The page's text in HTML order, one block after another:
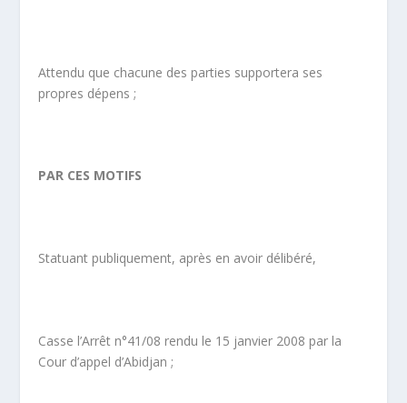
Attendu que chacune des parties supportera ses
propres dépens ;
PAR CES MOTIFS
Statuant publiquement, après en avoir délibéré,
Casse l’Arrêt n°41/08 rendu le 15 janvier 2008 par la
Cour d’appel d’Abidjan ;